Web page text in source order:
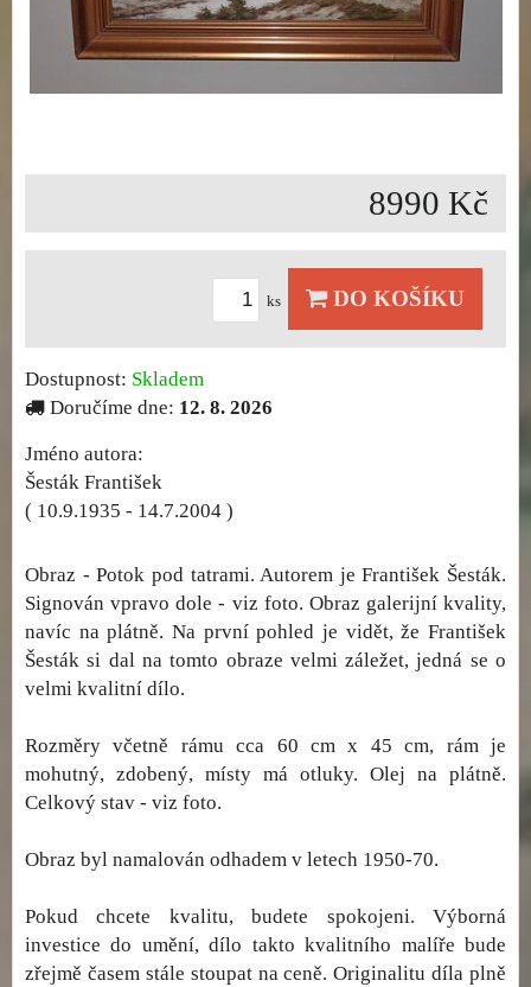
8990 Kč
ks DO KOŠÍKU
Dostupnost: Skladem
Doručíme dne: 12. 8. 2026
Jméno autora:
Šesták František
( 10.9.1935 - 14.7.2004 )
Obraz - Potok pod tatrami. Autorem je František Šesták.
Signován vpravo dole - viz foto. Obraz galerijní kvality,
navíc na plátně. Na první pohled je vidět, že František
Šesták si dal na tomto obraze velmi záležet, jedná se o
velmi kvalitní dílo.
Rozměry včetně rámu cca 60 cm x 45 cm, rám je
mohutný, zdobený, místy má otluky. Olej na plátně.
Celkový stav - viz foto.
Obraz byl namalován odhadem v letech 1950-70.
Pokud chcete kvalitu, budete spokojeni. Výborná
investice do umění, dílo takto kvalitního malíře bude
zřejmě časem stále stoupat na ceně. Originalitu díla plně